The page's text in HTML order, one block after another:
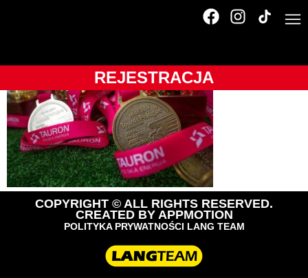
REJESTRACJA
COPYRIGHT © ALL RIGHTS RESERVED.
CREATED BY APPMOTION
POLITYKA PRYWATNOŚCI LANG TEAM